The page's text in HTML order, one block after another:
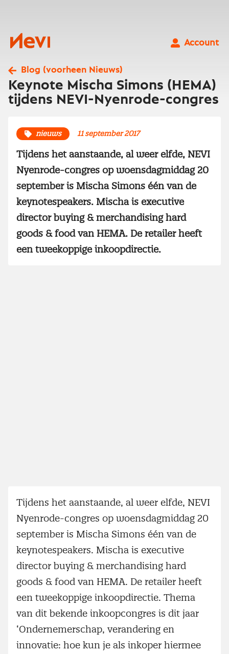
Nevi
Account
Blog (voorheen Nieuws)
Keynote Mischa Simons (HEMA)
tijdens NEVI-Nyenrode-congres
nieuws 11 september 2017
Tijdens het aanstaande, al weer elfde, NEVI
Nyenrode-congres op woensdagmiddag 20
september is Mischa Simons één van de
keynotespeakers. Mischa is executive
director buying & merchandising hard
goods & food van HEMA. De retailer heeft
een tweekoppige inkoopdirectie.
Tijdens het aanstaande, al weer elfde, NEVI
Nyenrode-congres op woensdagmiddag 20
september is Mischa Simons één van de
keynotespeakers. Mischa is executive
director buying & merchandising hard
goods & food van HEMA. De retailer heeft
een tweekoppige inkoopdirectie. Thema
van dit bekende inkoopcongres is dit jaar
‘Ondernemerschap, verandering en
innovatie: hoe kun je als inkoper hiermee